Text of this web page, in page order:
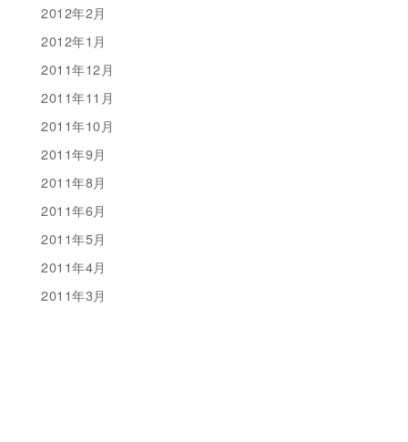
2012年2月
2012年1月
2011年12月
2011年11月
2011年10月
2011年9月
2011年8月
2011年6月
2011年5月
2011年4月
2011年3月